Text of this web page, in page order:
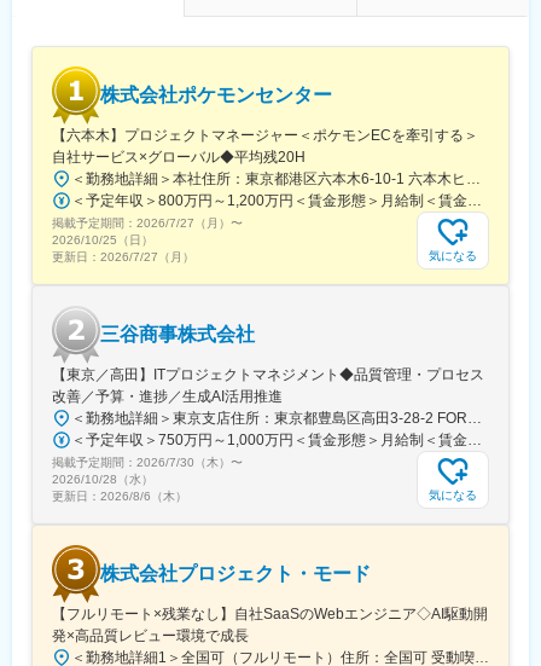
・航空会社会員アプリ
約150万ユーザーが使用するアプリ。モジュラーモノリスを採用
し、機能間を疎結合に保ちメンテナンス性を高めた開発。
・人材システム
総レコード数62億。60億のデータを持つ機能はマイクロサービス
化し、大量データを保持する機能が落ちてもサービス継続できる
ようにアーキテクチャを設計。
・大和証券の次世代資産プラットフォーム『D-Port』開発支援
大和証券の統合プラットフォーム「D-Port」は、資産情報を一元
化し利便性を向上。Sun*は構想段階から開発・運用まで伴走し、
金融DXと顧客体験向上を支援。
・事業の中枢を担う生産管理システムのスクラッチ開発支援
複雑で専門性の高い業務を理解するため、日本人メンバー全員で
現地工場を訪問し、業務内容をしっかり把握したうえでシステム
を設計。同時にデザイナーが要件をヒアリングし、モック画面を
デザイン。
変更の範囲：会社の定める業務
株式会社ポケモンセンター
【六本木】プロジェクトマネージャー＜ポケモンECを牽引する＞
自社サービス×グローバル◆平均残20H
掲載予定期間： 2026/7/27（月） 〜
2026/10/25（日）
更新日： 2026/7/27（月） 気になる
三谷商事株式会社
【東京／高田】ITプロジェクトマネジメント◆品質管理・プロセス
改善／予算・進捗／生成AI活用推進
掲載予定期間： 2026/7/30（木） 〜
2026/10/28（水）
更新日： 2026/8/6（木） 気になる
株式会社プロジェクト・モード
【フルリモート×残業なし】自社SaaSのWebエンジニア◇AI駆動開
発×高品質レビュー環境で成長